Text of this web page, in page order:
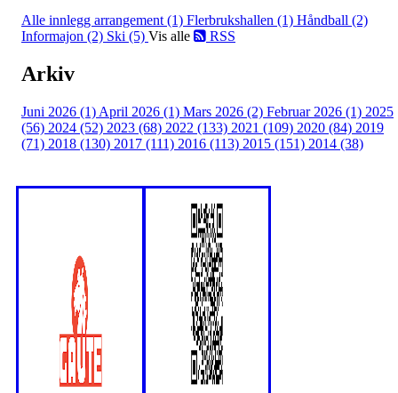
Alle innlegg arrangement (1) Flerbrukshallen (1) Håndball (2)
Informajon (2) Ski (5) Vis alle RSS
Arkiv
Juni 2026 (1) April 2026 (1) Mars 2026 (2) Februar 2026 (1) 2025
(56) 2024 (52) 2023 (68) 2022 (133) 2021 (109) 2020 (84) 2019
(71) 2018 (130) 2017 (111) 2016 (113) 2015 (151) 2014 (38)